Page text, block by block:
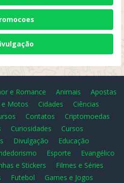
e Romance Animais
Apostas
e Motos Cidades
Ciências
Contatos
Criptomoedas
Curiosidades
Cursos
Divulgação
Educação
Esporte
Evangélico
e Stickers
Filmes e Séries
Futebol Games e Jogos